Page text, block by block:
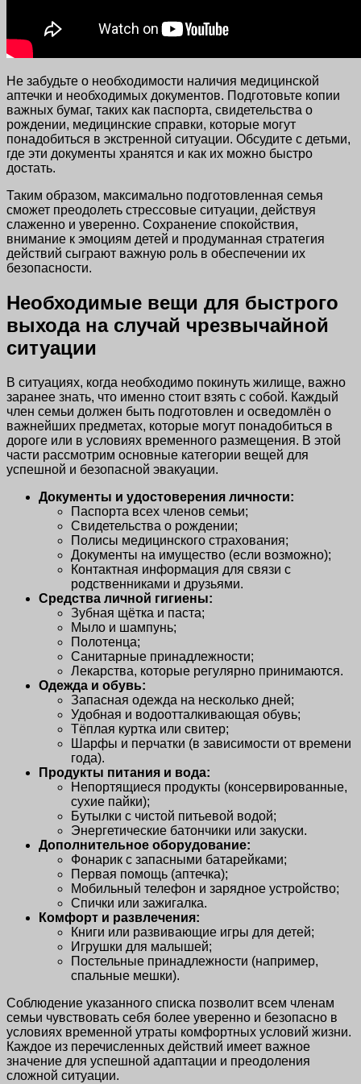
Не забудьте о необходимости наличия медицинской
аптечки и необходимых документов. Подготовьте копии
важных бумаг, таких как паспорта, свидетельства о
рождении, медицинские справки, которые могут
понадобиться в экстренной ситуации. Обсудите с детьми,
где эти документы хранятся и как их можно быстро
достать.
Таким образом, максимально подготовленная семья
сможет преодолеть стрессовые ситуации, действуя
слаженно и уверенно. Сохранение спокойствия,
внимание к эмоциям детей и продуманная стратегия
действий сыграют важную роль в обеспечении их
безопасности.
Необходимые вещи для быстрого
выхода на случай чрезвычайной
ситуации
В ситуациях, когда необходимо покинуть жилище, важно
заранее знать, что именно стоит взять с собой. Каждый
член семьи должен быть подготовлен и осведомлён о
важнейших предметах, которые могут понадобиться в
дороге или в условиях временного размещения. В этой
части рассмотрим основные категории вещей для
успешной и безопасной эвакуации.
Документы и удостоверения личности:
Паспорта всех членов семьи;
Свидетельства о рождении;
Полисы медицинского страхования;
Документы на имущество (если возможно);
Контактная информация для связи с
родственниками и друзьями.
Средства личной гигиены:
Зубная щётка и паста;
Мыло и шампунь;
Полотенца;
Санитарные принадлежности;
Лекарства, которые регулярно принимаются.
Одежда и обувь:
Запасная одежда на несколько дней;
Удобная и водоотталкивающая обувь;
Тёплая куртка или свитер;
Шарфы и перчатки (в зависимости от времени
года).
Продукты питания и вода:
Непортящиеся продукты (консервированные,
сухие пайки);
Бутылки с чистой питьевой водой;
Энергетические батончики или закуски.
Дополнительное оборудование:
Фонарик с запасными батарейками;
Первая помощь (аптечка);
Мобильный телефон и зарядное устройство;
Спички или зажигалка.
Комфорт и развлечения:
Книги или развивающие игры для детей;
Игрушки для малышей;
Постельные принадлежности (например,
спальные мешки).
Соблюдение указанного списка позволит всем членам
семьи чувствовать себя более уверенно и безопасно в
условиях временной утраты комфортных условий жизни.
Каждое из перечисленных действий имеет важное
значение для успешной адаптации и преодоления
сложной ситуации.